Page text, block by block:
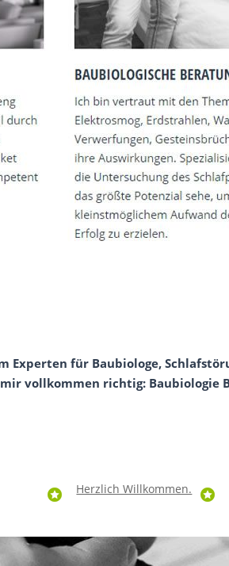
Experten für Baubiologe,
vollkommen richtig:
Herzlich Willkommen.